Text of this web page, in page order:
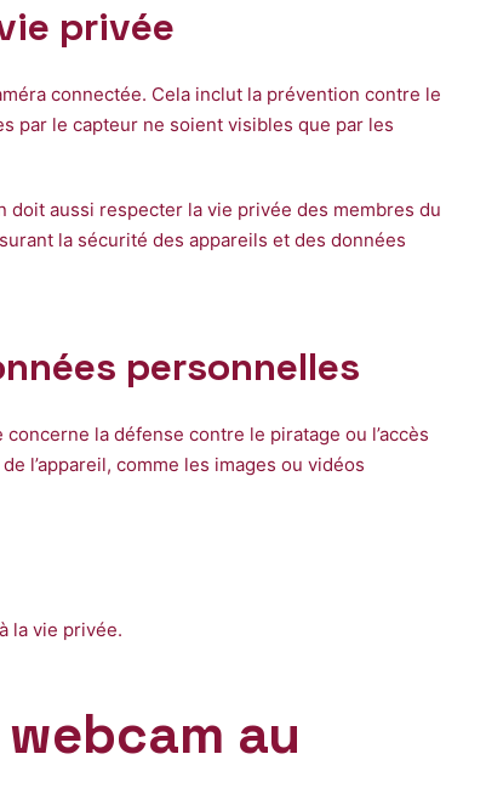
privée
connectée. Cela inclut la prévention contre le
par le capteur ne soient visibles que par les
aussi respecter la vie privée des membres du
la sécurité des appareils et des données
personnelles
la défense contre le piratage ou l’accès
l’appareil, comme les images ou vidéos
la vie privée.
au